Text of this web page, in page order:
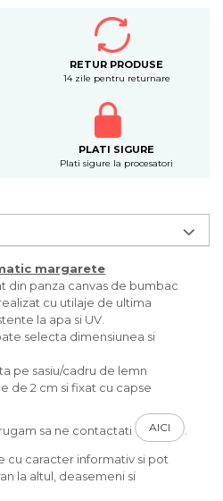
RETUR PRODUSE
14 zile pentru returnare
PLATI SIGURE
Plati sigure la procesatori
margarete
din panza canvas de bumbac
cu utilaje de ultima
la apa si UV.
selecta dimensiunea si
pe sasiu/cadru de lemn
de 2 cm si fixat cu capse
sa ne contactati
AICI
.
cu caracter informativ si pot
la altul, deasemeni si